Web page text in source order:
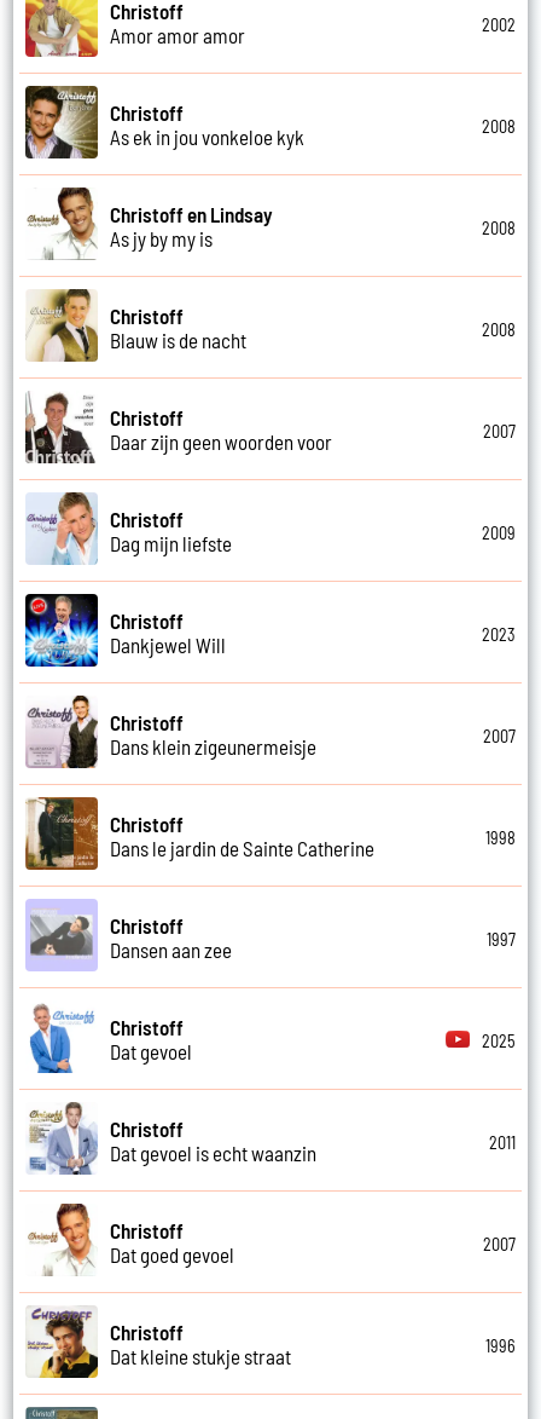
Christoff
Amor amor amor
2002
Christoff
As ek in jou vonkeloe kyk
2008
Christoff en Lindsay
As jy by my is
2008
Christoff
Blauw is de nacht
2008
Christoff
Daar zijn geen woorden voor
2007
Christoff
Dag mijn liefste
2009
Christoff
Dankjewel Will
2023
Christoff
Dans klein zigeunermeisje
2007
Christoff
Dans le jardin de Sainte Catherine
1998
Christoff
Dansen aan zee
1997
Christoff
Dat gevoel
2025
Christoff
Dat gevoel is echt waanzin
2011
Christoff
Dat goed gevoel
2007
Christoff
Dat kleine stukje straat
1996